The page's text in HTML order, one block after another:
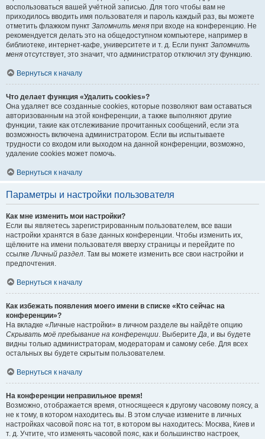
воспользоваться вашей учётной записью. Для того чтобы вам не
приходилось вводить имя пользователя и пароль каждый раз, вы можете
отметить флажком пункт Запомнить меня при входе на конференцию. Не
рекомендуется делать это на общедоступном компьютере, например в
библиотеке, интернет-кафе, университете и т. д. Если пункт Запомнить
меня отсутствует, это значит, что администратор отключил эту функцию.
Вернуться к началу
Что делает функция «Удалить cookies»?
Она удаляет все созданные cookies, которые позволяют вам оставаться
авторизованным на этой конференции, а также выполняют другие
функции, такие как отслеживание прочитанных сообщений, если эта
возможность включена администратором. Если вы испытываете
трудности со входом или выходом на данной конференции, возможно,
удаление cookies может помочь.
Вернуться к началу
Параметры и настройки пользователя
Как мне изменить мои настройки?
Если вы являетесь зарегистрированным пользователем, все ваши
настройки хранятся в базе данных конференции. Чтобы изменить их,
щёлкните на имени пользователя вверху страницы и перейдите по
ссылкеЛичный раздел. Там вы можете изменить все свои настройки и
предпочтения.
Вернуться к началу
Как избежать появления моего имени в списке «Кто сейчас на
конференции»?
На вкладке «Личные настройки» в личном разделе вы найдёте опцию
Скрывать моё пребывание на конференции. ВыберитеДа, и вы будете
видны только администраторам, модераторам и самому себе. Для всех
остальных вы будете скрытым пользователем.
Вернуться к началу
На конференции неправильное время!
Возможно, отображается время, относящееся к другому часовому поясу, а
не к тому, в котором находитесь вы. В этом случае измените в личных
настройках часовой пояс на тот, в котором вы находитесь: Москва, Киев и
т. д. Учтите, что изменять часовой пояс, как и большинство настроек,